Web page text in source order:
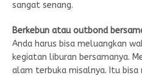
sangat senang.
Berkebun atau outbond
Anda harus bisa meluangkan
kegiatan liburan bersamanya.
alam terbuka misalnya. Itu bisa